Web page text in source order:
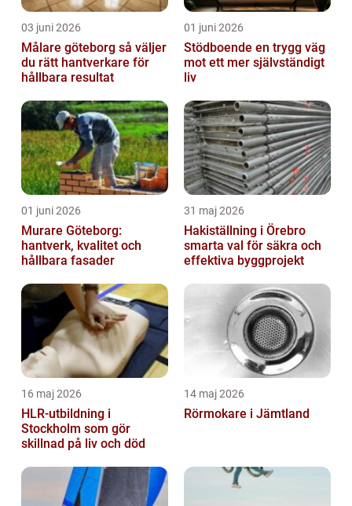
03 juni 2026
Målare göteborg så väljer
du rätt hantverkare för
hållbara resultat
01 juni 2026
Stödboende en trygg väg
mot ett mer självständigt
liv
01 juni 2026
Murare Göteborg:
hantverk, kvalitet och
hållbara fasader
31 maj 2026
Hakiställning i Örebro
smarta val för säkra och
effektiva byggprojekt
16 maj 2026
HLR-utbildning i
Stockholm som gör
skillnad på liv och död
14 maj 2026
Rörmokare i Jämtland